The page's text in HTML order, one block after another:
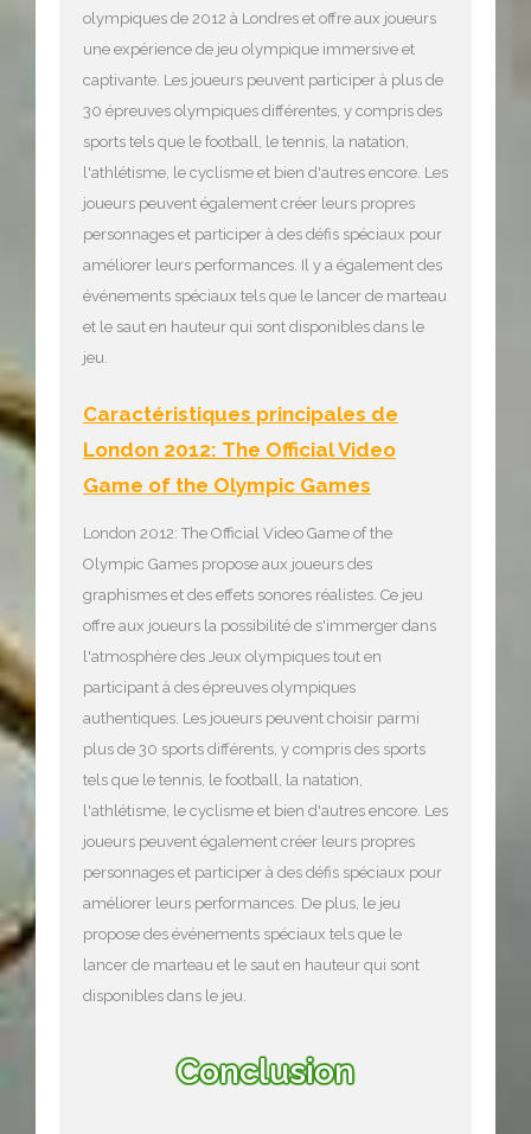
olympiques de 2012 à Londres et offre aux joueurs
une expérience de jeu olympique immersive et
captivante. Les joueurs peuvent participer à plus de
30 épreuves olympiques différentes, y compris des
sports tels que le football, le tennis, la natation,
l'athlétisme, le cyclisme et bien d'autres encore. Les
joueurs peuvent également créer leurs propres
personnages et participer à des défis spéciaux pour
améliorer leurs performances. Il y a également des
événements spéciaux tels que le lancer de marteau
et le saut en hauteur qui sont disponibles dans le
jeu.
Caractéristiques principales de
London 2012: The Official Video
Game of the Olympic Games
London 2012: The Official Video Game of the
Olympic Games propose aux joueurs des
graphismes et des effets sonores réalistes. Ce jeu
offre aux joueurs la possibilité de s'immerger dans
l'atmosphère des Jeux olympiques tout en
participant à des épreuves olympiques
authentiques. Les joueurs peuvent choisir parmi
plus de 30 sports différents, y compris des sports
tels que le tennis, le football, la natation,
l'athlétisme, le cyclisme et bien d'autres encore. Les
joueurs peuvent également créer leurs propres
personnages et participer à des défis spéciaux pour
améliorer leurs performances. De plus, le jeu
propose des événements spéciaux tels que le
lancer de marteau et le saut en hauteur qui sont
disponibles dans le jeu.
Conclusion